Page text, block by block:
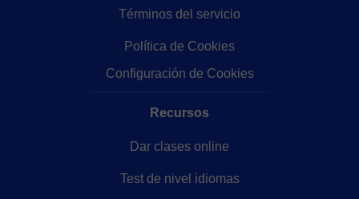
Términos del servicio
Política de Cookies
Configuración de Cookies
Recursos
Dar clases online
Test de nivel idiomas